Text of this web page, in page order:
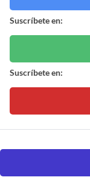
Suscríbete en:
Suscríbete en: